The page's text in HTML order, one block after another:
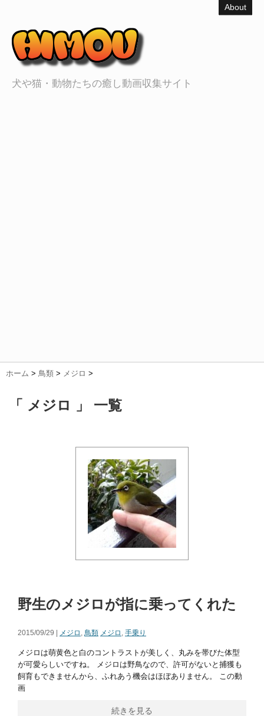
About
犬や猫・動物たちの癒し動画収集サイト
ホーム > 鳥類 > メジロ >
「 メジロ 」 一覧
野生のメジロが指に乗ってくれた
2015/09/29 | メジロ , 鳥類 メジロ , 手乗り
メジロは萌黄色と白のコントラストが美しく、丸みを帯びた体型
が可愛らしいですね。 メジロは野鳥なので、許可がないと捕獲も
飼育もできませんから、ふれあう機会はほぼありません。 この動
画
続きを見る